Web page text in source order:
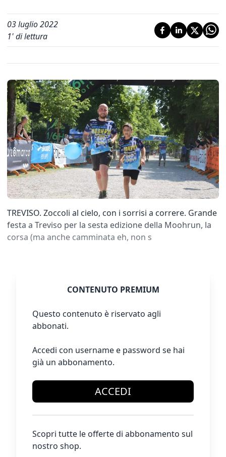
03 luglio 2022
1' di lettura
TREVISO. Zoccoli al cielo, con i sorrisi a correre. Grande
festa a Treviso per la sesta edizione della Moohrun, la
corsa (ma anche camminata eh, non s
CONTENUTO PREMIUM
Questo contenuto è riservato agli
abbonati.
Accedi con username e password se hai
già un abbonamento.
ACCEDI
Scopri tutte le offerte di abbonamento sul
nostro shop.